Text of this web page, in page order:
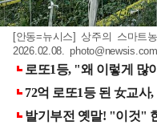
[안동=뉴시스] 상주의 스마트
2026.02.08.photo@newsis.com